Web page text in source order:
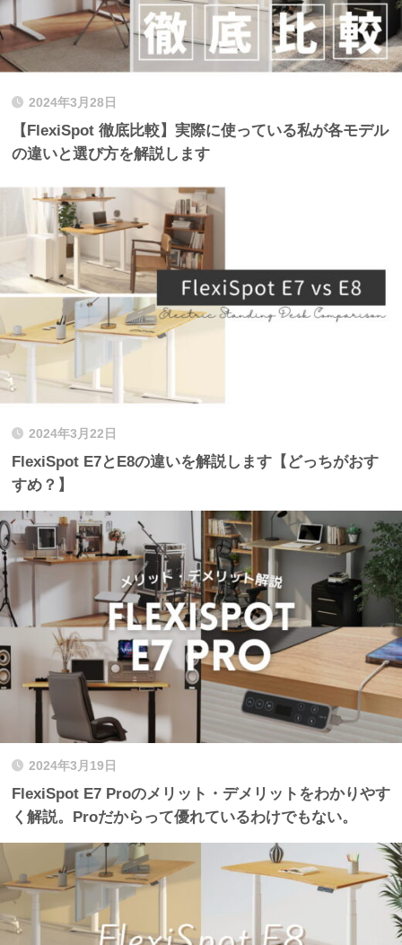
2024年3月28日
【FlexiSpot 徹底比較】実際に使っている私が各モデル
の違いと選び方を解説します
2024年3月22日
FlexiSpot E7とE8の違いを解説します【どっちがおす
すめ？】
2024年3月19日
FlexiSpot E7 Proのメリット・デメリットをわかりやす
く解説。Proだからって優れているわけでもない。